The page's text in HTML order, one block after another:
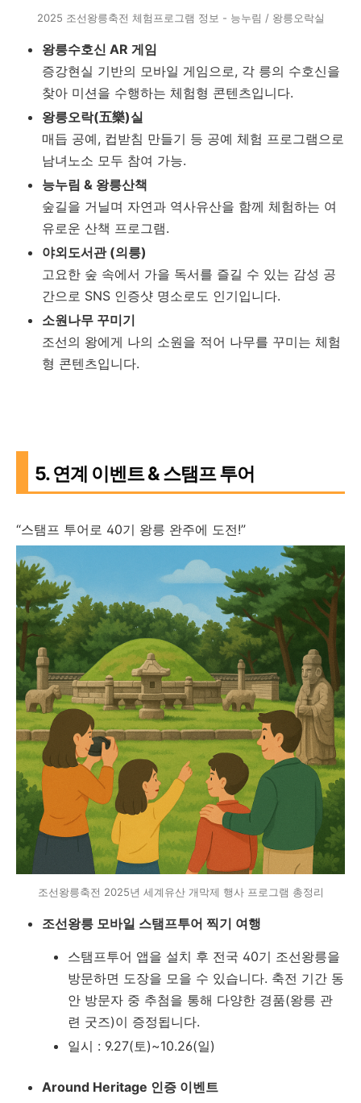
2025 조선왕릉축전 체험프로그램 정보 - 능누림 / 왕릉오락실
왕릉수호신 AR 게임
증강현실 기반의 모바일 게임으로, 각 릉의 수호신을
찾아 미션을 수행하는 체험형 콘텐츠입니다.
왕릉오락(五樂)실
매듭 공예, 컵받침 만들기 등 공예 체험 프로그램으로
남녀노소 모두 참여 가능.
능누림 & 왕릉산책
숲길을 거닐며 자연과 역사유산을 함께 체험하는 여
유로운 산책 프로그램.
야외도서관 (의릉)
고요한 숲 속에서 가을 독서를 즐길 수 있는 감성 공
간으로 SNS 인증샷 명소로도 인기입니다.
소원나무 꾸미기
조선의 왕에게 나의 소원을 적어 나무를 꾸미는 체험
형 콘텐츠입니다.
5. 연계 이벤트 & 스탬프 투어
“스탬프 투어로 40기 왕릉 완주에 도전!”
조선왕릉축전 2025년 세계유산 개막제 행사 프로그램 총정리
조선왕릉 모바일 스탬프투어 찍기 여행
스탬프투어 앱을 설치 후 전국 40기 조선왕릉을
방문하면 도장을 모을 수 있습니다. 축전 기간 동
안 방문자 중 추첨을 통해 다양한 경품(왕릉 관
련 굿즈)이 증정됩니다.
일시 : 9.27(토)~10.26(일)
Around Heritage 인증 이벤트